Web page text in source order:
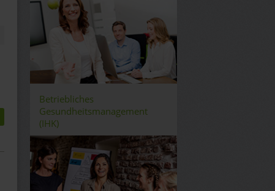
Betriebliches
Gesundheitsmanagement
(IHK)